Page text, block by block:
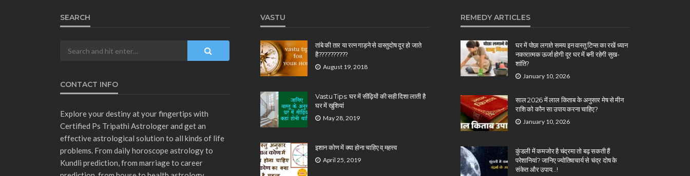
SEARCH
CONTACT INFO
Explore your destiny at your fingertips with
Certified Ps Tripathi Astrologer and get an
effective astrological solution to all kinds of life
problems. From daily horoscope astrology to
Kundli prediction, from marriage to career
VASTU
तांबे की तार या रत्न गाड़ने से वास्तुदोष दूर हो जाते
है??????????
August 19, 2018
Vastu Tips: घर में सीढ़ियों की सही दिशा लाती है
घर में खुशियां
May 28, 2019
इशान कोण में क्या होना चाहिए व् महत्त्व
April 25, 2019
REMEDY ARTICLES
घर में पोछा लगाते समय इन वास्तु टिप्स का रखें ध्यान
नकारात्मक ऊर्जा होगी दूर घर में बनी रहेगी सुख-
शांति?
January 10, 2026
साल 2026 में लाल किताब के अनुसार मेष से मीन
राशि को कौन सा उपाय करना चाहिए?
January 10, 2026
कुंडली में कमजोर है चंद्रमा तो बढ़ सकती हैं
परेशानियां? जानिए ज्योतिषाचार्य से चंद्र दोष के
संकेत और उपाय…!